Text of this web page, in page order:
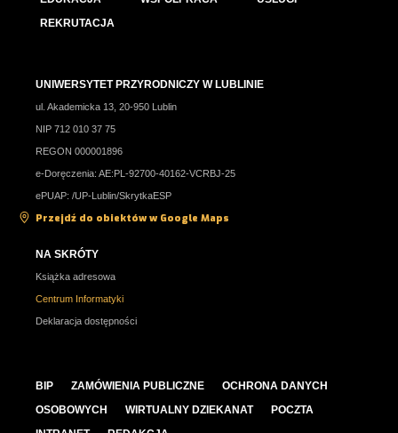
REKRUTACJA
UNIWERSYTET PRZYRODNICZY W LUBLINIE
ul. Akademicka 13, 20-950 Lublin
NIP 712 010 37 75
REGON 000001896
e-Doręczenia: AE:PL-92700-40162-VCRBJ-25
ePUAP: /UP-Lublin/SkrytkaESP
Przejdź do obiektów w Google Maps
NA SKRÓTY
Książka adresowa
Centrum Informatyki
Deklaracja dostępności
BIP ZAMÓWIENIA PUBLICZNE
OCHRONA DANYCH
OSOBOWYCH
WIRTUALNY DZIEKANAT
POCZTA